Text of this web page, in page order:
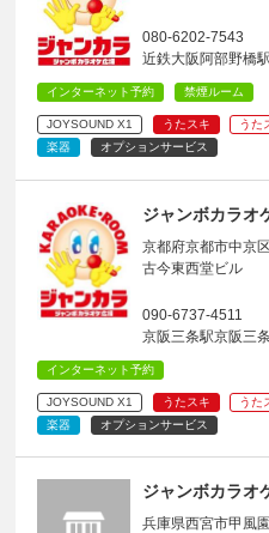
080-6202-7543
近鉄大阪阿部野橋駅
インターネット予約 禁煙ルーム
JOYSOUND X1 うたスキ
うた
楽器
オプションサービス
ジャンボカラ
京都府京都市中京
古今東西堂ビル
090-6737-4511
京阪三条駅京阪三
インターネット予約
JOYSOUND X1 うたスキ
うた
楽器
オプションサービス
ジャンボカラ
兵庫県西宮市甲風